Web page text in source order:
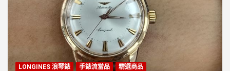
LONGINES 浪琴錶 手錶流當品 精選商品